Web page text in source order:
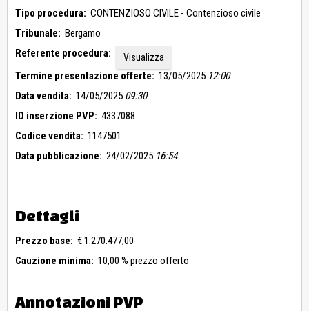
Tipo procedura: CONTENZIOSO CIVILE - Contenzioso civile
Tribunale: Bergamo
Referente procedura:
Visualizza
Termine presentazione offerte: 13/05/2025 12:00
Data vendita: 14/05/2025 09:30
ID inserzione PVP: 4337088
Codice vendita: 1147501
Data pubblicazione: 24/02/2025 16:54
Dettagli
Prezzo base: € 1.270.477,00
Cauzione minima: 10,00 % prezzo offerto
Annotazioni PVP